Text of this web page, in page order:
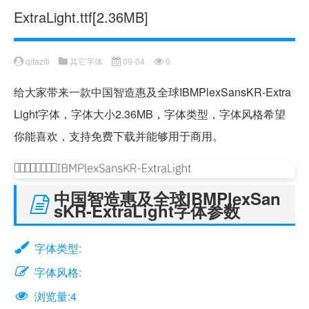
ExtraLight.ttf[2.36MB]
qitaziti 其它字体 09-04 0
给大家带来一款中国智造惠及全球IBMPlexSansKR-Extra
Light字体，字体大小2.36MB，字体类型，字体风格希望
你能喜欢，支持免费下载并能够用于商用。
中国智造惠及全球IBMPlexSan
sKR-ExtraLight字体参数
字体类型:
字体风格:
浏览量:4